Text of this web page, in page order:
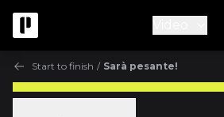
Start to finish / Sarà pesante!